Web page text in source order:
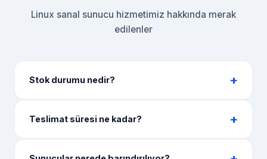
Linux sanal sunucu hizmetimiz hakkında merak
edilenler
Stok durumu nedir?
Teslimat süresi ne kadar?